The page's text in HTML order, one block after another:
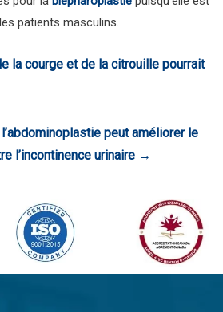
patients masculins.
la courge et de la citrouille pourrait
peut améliorer le
l’incontinence urinaire →